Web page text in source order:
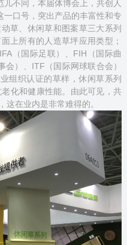
儿不同，本届体博会上，共创人
一口号，突出产品的丰富性和专
草、休闲草和图案草三大系列
上所有的人造草坪应用类型；
（国际足联）、FIH（国际曲
）、ITF（国际网球联合会）
组织认证的草样，休闲草系列
化和健康性能。由此可见，共
这在业内是非常难得的。